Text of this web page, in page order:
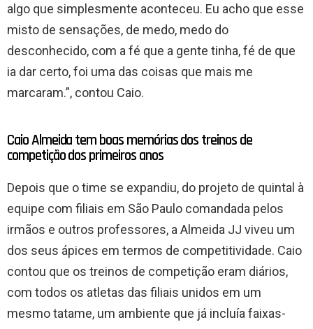
algo que simplesmente aconteceu. Eu acho que esse
misto de sensações, de medo, medo do
desconhecido, com a fé que a gente tinha, fé de que
ia dar certo, foi uma das coisas que mais me
marcaram.”, contou Caio.
Caio Almeida tem boas memórias dos treinos de
competição dos primeiros anos
Depois que o time se expandiu, do projeto de quintal à
equipe com filiais em São Paulo comandada pelos
irmãos e outros professores, a Almeida JJ viveu um
dos seus ápices em termos de competitividade. Caio
contou que os treinos de competição eram diários,
com todos os atletas das filiais unidos em um
mesmo tatame, um ambiente que já incluía faixas-